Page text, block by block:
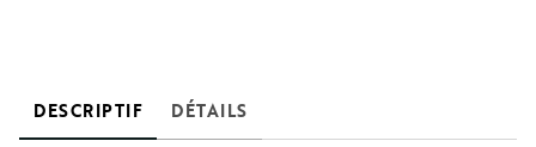
DESCRIPTIF DÉTAILS